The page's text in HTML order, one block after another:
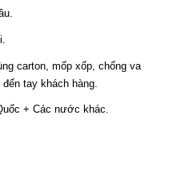
carton, mốp xốp, chống va
tay khách hàng.
+ Các nước khác.